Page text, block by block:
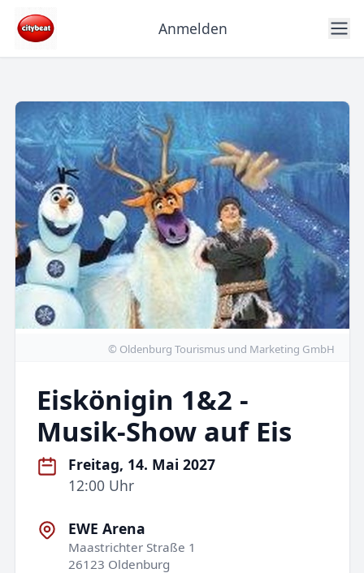
Anmelden
© Oldenburg Tourismus und Marketing GmbH
Eiskönigin 1&2 -
Musik-Show auf Eis
Freitag, 14. Mai 2027
12:00 Uhr
EWE Arena
Maastrichter Straße 1
26123 Oldenburg